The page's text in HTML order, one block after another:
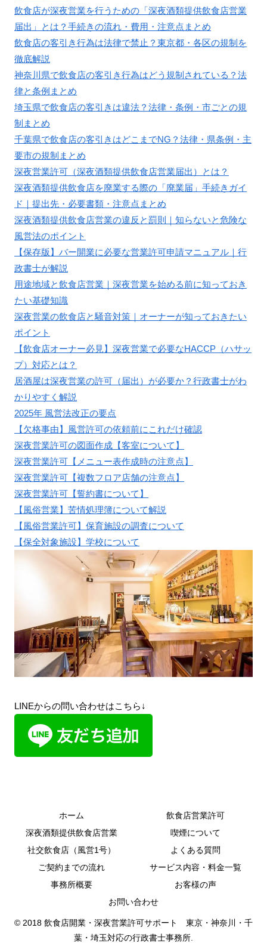
飲食店が深夜営業を行うための「深夜酒類提供飲食店営業
届出」とは？手続きの流れ・費用・注意点まとめ
飲食店の客引き行為は法律で禁止？東京都・各区の規制を
徹底解説
神奈川県で飲食店の客引き行為はどう規制されている？法
律と条例まとめ
埼玉県で飲食店の客引きは違法？法律・条例・市ごとの規
制まとめ
千葉県で飲食店の客引きはどこまでNG？法律・県条例・主
要市の規制まとめ
深夜営業許可（深夜酒類提供飲食店営業届出）とは？
深夜酒類提供飲食店を廃業する際の「廃業届」手続きガイ
ド｜提出先・必要書類・注意点まとめ
深夜酒類提供飲食店営業の違反と罰則｜知らないと危険な
風営法のポイント
【保存版】バー開業に必要な営業許可申請マニュアル｜行
政書士が解説
用途地域と飲食店営業｜深夜営業を始める前に知っておき
たい基礎知識
深夜営業の飲食店と騒音対策｜オーナーが知っておきたい
ポイント
【飲食店オーナー必見】深夜営業で必要なHACCP（ハサッ
プ）対応とは？
居酒屋は深夜営業の許可（届出）が必要か？行政書士がわ
かりやすく解説
2025年 風営法改正の要点
【欠格事由】風営許可の依頼前にこれだけ確認
深夜営業許可の図面作成【客室について】
深夜営業許可【メニュー表作成時の注意点】
深夜営業許可【複数フロア店舗の注意点】
深夜営業許可【誓約書について】
【風俗営業】苦情処理簿について解説
【風俗営業許可】保育施設の調査について
【保全対象施設】学校について
LINEからの問い合わせはこちら↓
ホーム
飲食店営業許可
深夜酒類提供飲食店営業
喫煙について
社交飲食店（風営1号）
よくある質問
ご契約までの流れ
サービス内容・料金一覧
事務所概要
お客様の声
お問い合わせ
© 2018 飲食店開業・深夜営業許可サポート 東京・神奈川・千
葉・埼玉対応の行政書士事務所.